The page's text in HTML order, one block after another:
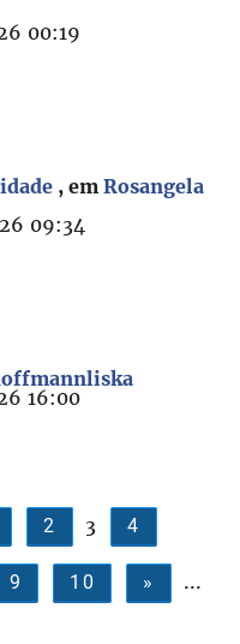
00:19
, emRosangela
09:34
16:00
2 3 4
9 10 » ...